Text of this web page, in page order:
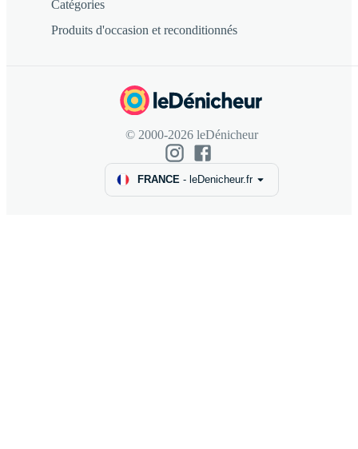
Catégories
Produits d'occasion et reconditionnés
© 2000-2026 leDénicheur
FRANCE - leDenicheur.fr